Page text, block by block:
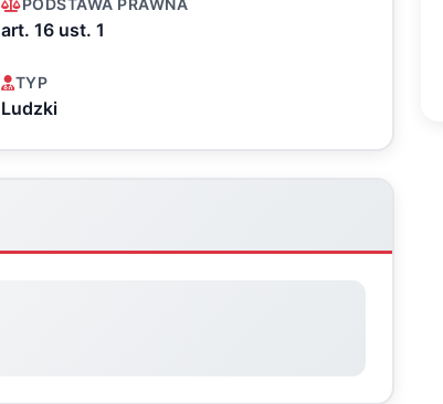
PODSTAWA PRAWNA
art. 16 ust. 1
TYP
Ludzki